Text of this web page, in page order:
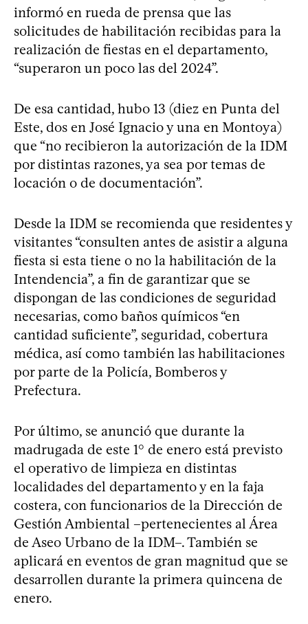
informó en rueda de prensa que las
solicitudes de habilitación recibidas para la
realización de fiestas en el departamento,
“superaron un poco las del 2024”.
De esa cantidad, hubo 13 (diez en Punta del
Este, dos en José Ignacio y una en Montoya)
que “no recibieron la autorización de la IDM
por distintas razones, ya sea por temas de
locación o de documentación”.
Desde la IDM se recomienda que residentes y
visitantes “consulten antes de asistir a alguna
fiesta si esta tiene o no la habilitación de la
Intendencia”, a fin de garantizar que se
dispongan de las condiciones de seguridad
necesarias, como baños químicos “en
cantidad suficiente”, seguridad, cobertura
médica, así como también las habilitaciones
por parte de la Policía, Bomberos y
Prefectura.
Por último, se anunció que durante la
madrugada de este 1° de enero está previsto
el operativo de limpieza en distintas
localidades del departamento y en la faja
costera, con funcionarios de la Dirección de
Gestión Ambiental –pertenecientes al Área
de Aseo Urbano de la IDM–. También se
aplicará en eventos de gran magnitud que se
desarrollen durante la primera quincena de
enero.